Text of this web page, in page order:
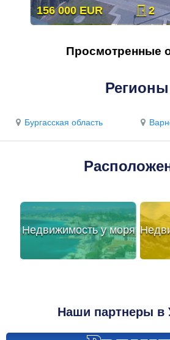
156 000 EUR 2
Просмотренные
Регионы
Бургасская область
Недвижимость у моря
Наши партнеры в